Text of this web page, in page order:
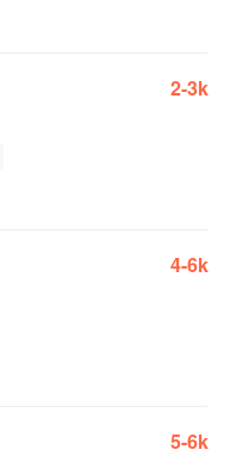
2-3k
4-6k
5-6k